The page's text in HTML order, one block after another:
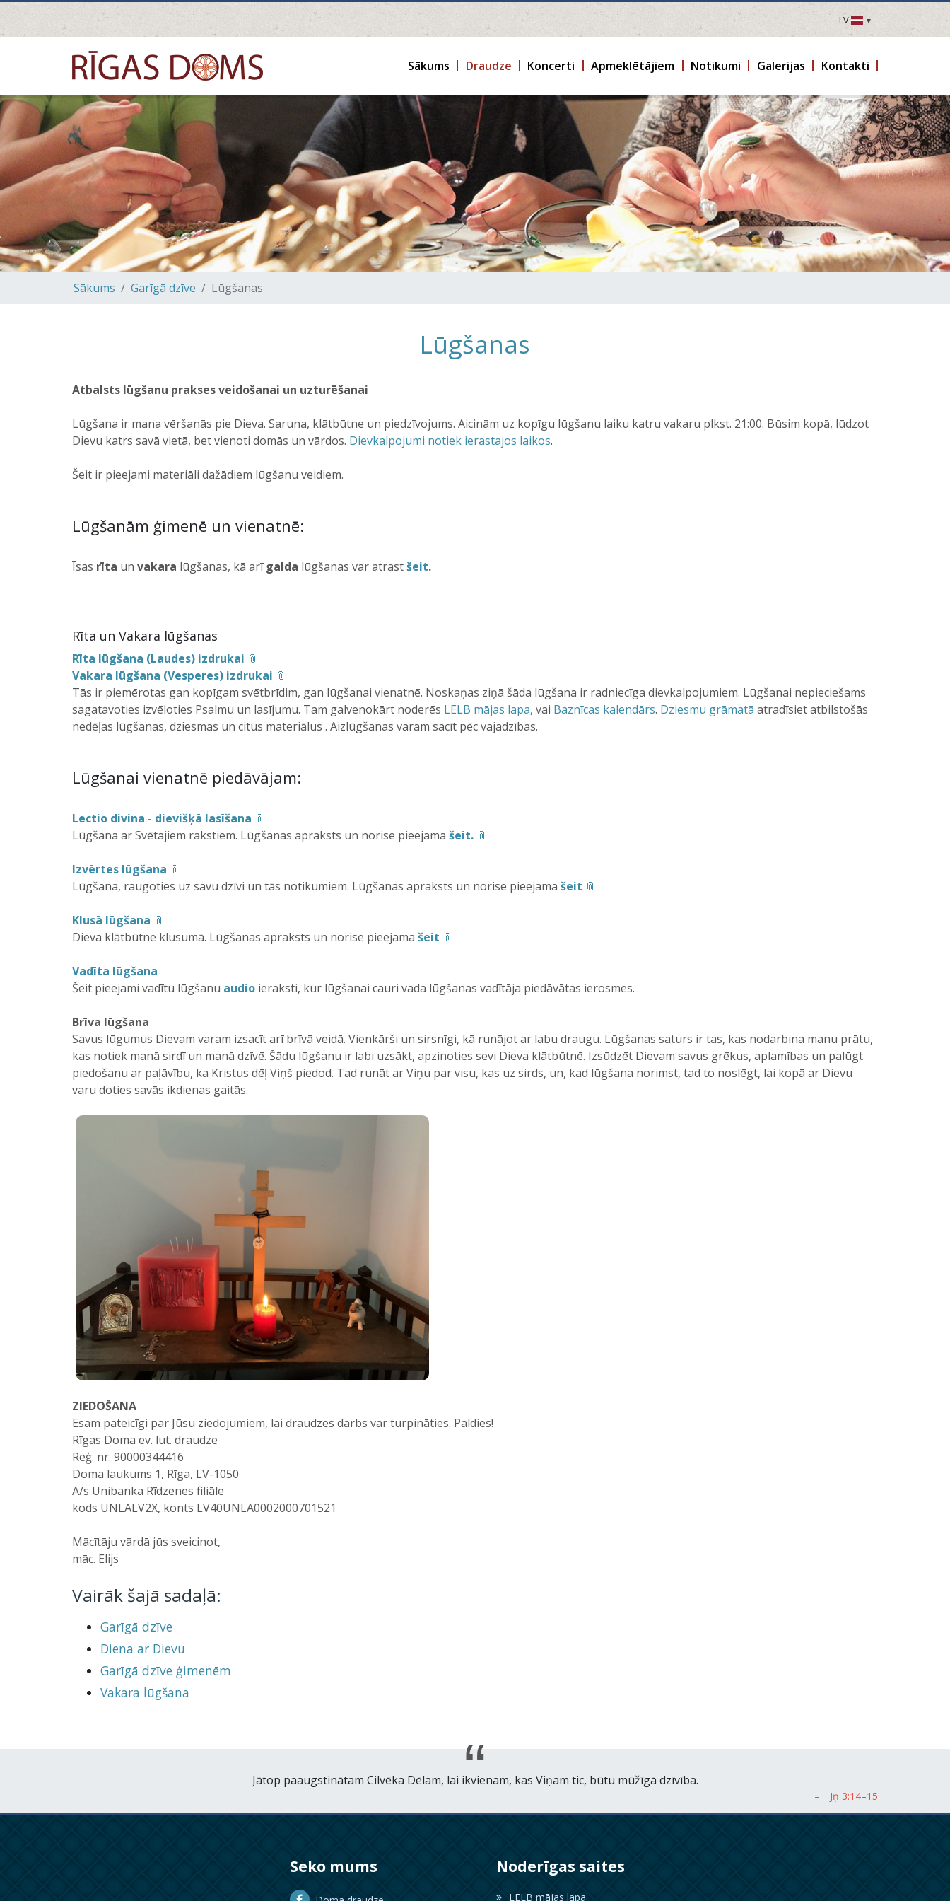
LV
LV
FR
UA
LT
EE
FI
Sākums Draudze Koncerti Apmeklētājiem Notikumi Galerijas Kontakti
Sākums Garīgā dzīve Lūgšanas
Lūgšanas
Atbalsts lūgšanu prakses veidošanai un uzturēšanai
Lūgšana ir mana vēršanās pie Dieva. Saruna, klātbūtne un piedzīvojums. Aicinām uz kopīgu lūgšanu laiku katru vakaru plkst. 21:00. Būsim kopā, lūdzot
Dievu katrs savā vietā, bet vienoti domās un vārdos. Dievkalpojumi notiek ierastajos laikos.
Šeit ir pieejami materiāli dažādiem lūgšanu veidiem.
Lūgšanām ģimenē un vienatnē:
Īsas rīta un vakara lūgšanas, kā arīgalda lūgšanas var atrastšeit.
Rīta un Vakara lūgšanas
Rīta lūgšana (Laudes) izdrukai
Vakara lūgšana (Vesperes) izdrukai
Tās ir piemērotas gan kopīgam svētbrīdim, gan lūgšanai vienatnē. Noskaņas ziņā šāda lūgšana ir radniecīga dievkalpojumiem. Lūgšanai nepieciešams
sagatavoties izvēloties Psalmu un lasījumu. Tam galvenokārt noderēs LELB mājas lapa, vai Baznīcas kalendārs. Dziesmu grāmatā atradīsiet atbilstošās
nedēļas lūgšanas, dziesmas un citus materiālus . Aizlūgšanas varam sacīt pēc vajadzības.
Lūgšanai vienatnē piedāvājam:
Lectio divina - dievišķā lasīšana
Lūgšana ar Svētajiem rakstiem. Lūgšanas apraksts un norise pieejama šeit.
Izvērtes lūgšana
Lūgšana, raugoties uz savu dzīvi un tās notikumiem. Lūgšanas apraksts un norise pieejama šeit
Klusā lūgšana
Dieva klātbūtne klusumā. Lūgšanas apraksts un norise pieejama šeit
Vadīta lūgšana
Šeit pieejami vadītu lūgšanu audio ieraksti, kur lūgšanai cauri vada lūgšanas vadītāja piedāvātas ierosmes.
Brīva lūgšana
Savus lūgumus Dievam varam izsacīt arī brīvā veidā. Vienkārši un sirsnīgi, kā runājot ar labu draugu. Lūgšanas saturs ir tas, kas nodarbina manu prātu,
kas notiek manā sirdī un manā dzīvē. Šādu lūgšanu ir labi uzsākt, apzinoties sevi Dieva klātbūtnē. Izsūdzēt Dievam savus grēkus, aplamības un palūgt
piedošanu ar paļāvību, ka Kristus dēļ Viņš piedod. Tad runāt ar Viņu par visu, kas uz sirds, un, kad lūgšana norimst, tad to noslēgt, lai kopā ar Dievu
varu doties savās ikdienas gaitās.
ZIEDOŠANA
Esam pateicīgi par Jūsu ziedojumiem, lai draudzes darbs var turpināties. Paldies!
Rīgas Doma ev. lut. draudze
Reģ. nr. 90000344416
Doma laukums 1, Rīga, LV-1050
A/s Unibanka Rīdzenes filiāle
kods UNLALV2X, konts LV40UNLA0002000701521
Mācītāju vārdā jūs sveicinot,
māc. Elijs
Vairāk šajā sadaļā:
Garīgā dzīve
Diena ar Dievu
Garīgā dzīve ģimenēm
Vakara lūgšana
Jātop paaugstinātam Cilvēka Dēlam, lai ikvienam, kas Viņam tic, būtu mūžīgā dzīvība.
Seko mums Noderīgas saites
LELB mājas lapa